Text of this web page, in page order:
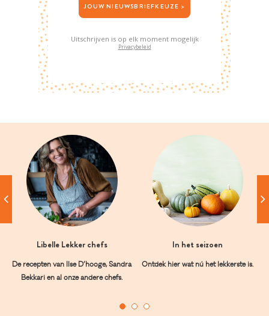
JOUW NIEUWSBRIEFKEUZE >
Uitschrijven is op elk moment mogelijk
Privacybeleid
Libelle Lekker chefs
De recepten van Ilse D’hooge, Sandra
Bekkari en al onze andere chefs.
In het seizoen
Ontdek hier wat nú het lekkerste is.